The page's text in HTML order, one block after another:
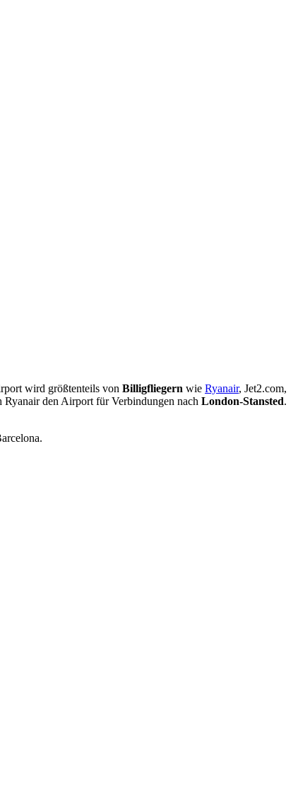
wird größtenteils von Billigfliegern wie Ryanair, Jet2.com,
Ryanair den Airport für Verbindungen nach London-Stansted.